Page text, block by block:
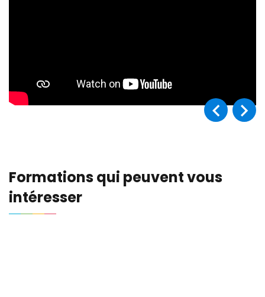
Formations qui peuvent vous
intéresser